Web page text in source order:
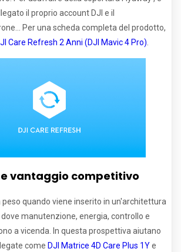
il proprio account DJI e il
Per una scheda completa del prodotto,
Care Refresh 2 Anni (DJI Mavic 4 Pro)
vantaggio competitivo
peso quando viene inserito in un'architettura
manutenzione, energia, controllo e
a vicenda. In questa prospettiva aiutano
come DJI Matrice 4D Care Plus 1Ye